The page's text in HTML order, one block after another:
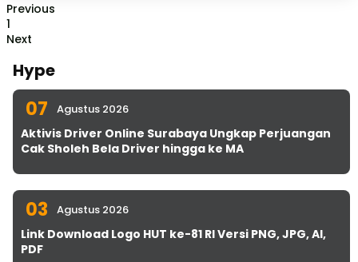
Previous
1
Next
Hype
07 Agustus 2026
Aktivis Driver Online Surabaya Ungkap Perjuangan
Cak Sholeh Bela Driver hingga ke MA
03 Agustus 2026
Link Download Logo HUT ke-81 RI Versi PNG, JPG, AI,
PDF